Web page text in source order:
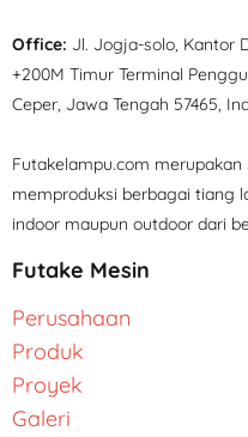
Office: Jl. Jogja-solo, Kantor
+200M Timur Terminal
Ceper, Jawa Tengah 57465,
Futakelampu.com
memproduksi berbagai tiang
indoor maupun outdoor dari
Futake Mesin
Perusahaan
Produk
Proyek
Galeri